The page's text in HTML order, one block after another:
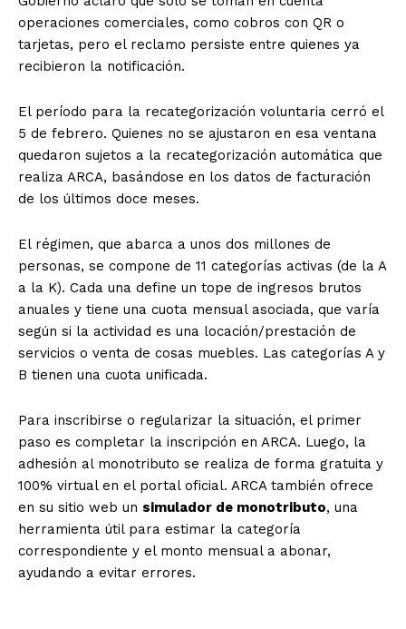
operaciones comerciales, como cobros con QR o
tarjetas, pero el reclamo persiste entre quienes ya
recibieron la notificación.
El período para la recategorización voluntaria cerró el
5 de febrero. Quienes no se ajustaron en esa ventana
quedaron sujetos a la recategorización automática que
realiza ARCA, basándose en los datos de facturación
de los últimos doce meses.
El régimen, que abarca a unos dos millones de
personas, se compone de 11 categorías activas (de la A
a la K). Cada una define un tope de ingresos brutos
anuales y tiene una cuota mensual asociada, que varía
según si la actividad es una locación/prestación de
servicios o venta de cosas muebles. Las categorías A y
B tienen una cuota unificada.
Para inscribirse o regularizar la situación, el primer
paso es completar la inscripción en ARCA. Luego, la
adhesión al monotributo se realiza de forma gratuita y
100% virtual en el portal oficial. ARCA también ofrece
en su sitio web un simulador de monotributo, una
herramienta útil para estimar la categoría
correspondiente y el monto mensual a abonar,
ayudando a evitar errores.